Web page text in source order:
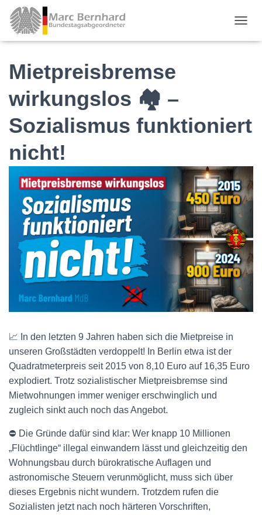
Mietpreisbremse
wirkungslos 🏘 –
Sozialismus funktioniert
nicht!
📈 In den letzten 9 Jahren haben sich die Mietpreise in
unseren Großstädten verdoppelt! In Berlin etwa ist der
Quadratmeterpreis seit 2015 von 8,10 Euro auf 16,35 Euro
explodiert. Trotz sozialistischer Mietpreisbremse sind
Mietwohnungen immer weniger erschwinglich und
zugleich sinkt auch noch das Angebot.
⛔️ Die Gründe dafür sind klar: Wer knapp 10 Millionen
„Flüchtlinge“ illegal einwandern lässt und gleichzeitig den
Wohnungsbau durch bürokratische Auflagen und
astronomische Steuern verunmöglicht, muss sich über
dieses Ergebnis nicht wundern. Trotzdem rufen die
Sozialisten jetzt nach noch härteren Vorschriften,